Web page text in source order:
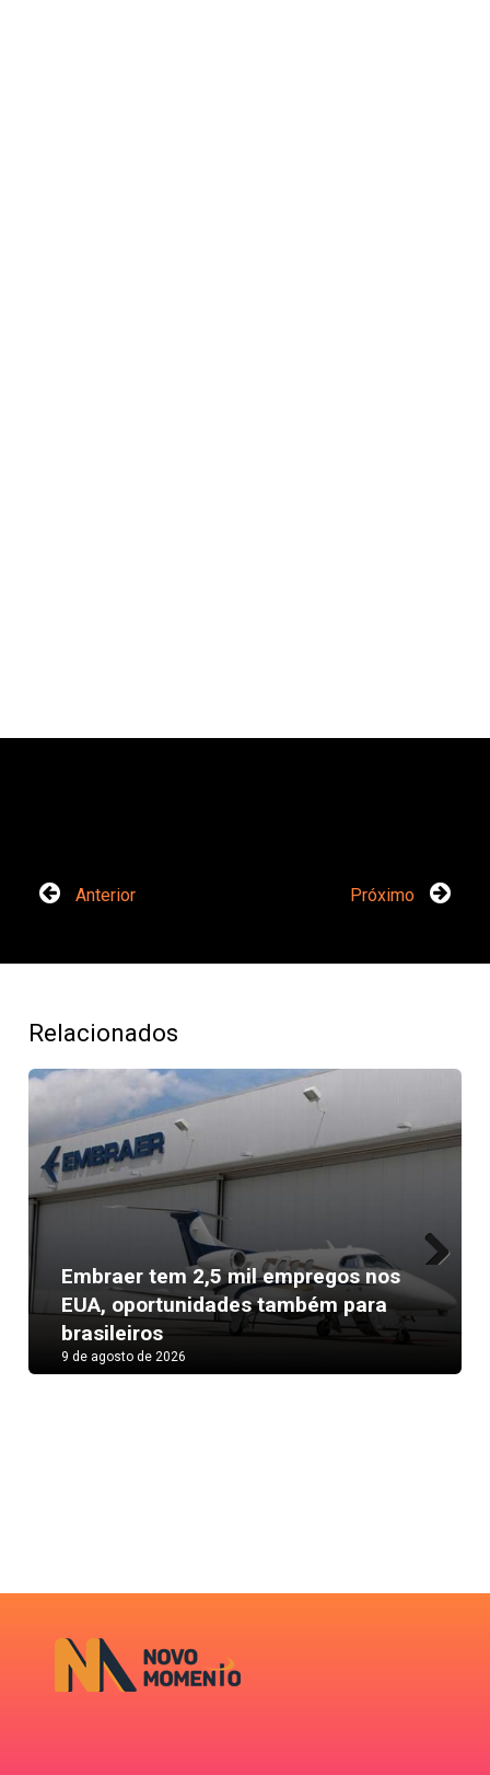
Anterior Próximo
Relacionados
Embraer tem 2,5 mil empregos nos
EUA, oportunidades também para
brasileiros
9 de agosto de 2026
Next